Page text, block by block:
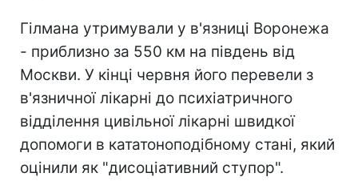
Гілмана утримували у в'язниці Воронежа
- приблизно за 550 км на південь від
Москви. У кінці червня його перевели з
в'язничної лікарні до психіатричного
відділення цивільної лікарні швидкої
допомоги в кататоноподібному стані, який
оцінили як "дисоціативний ступор".